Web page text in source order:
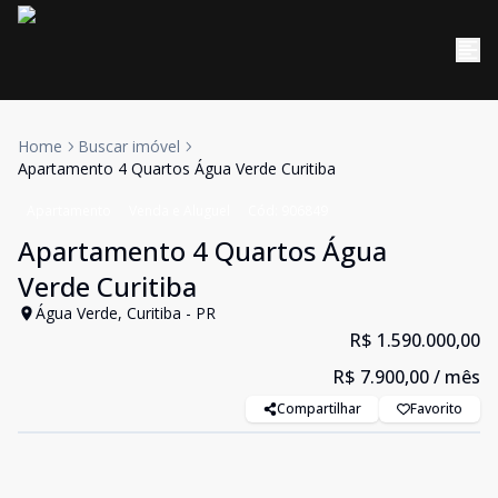
Home
Buscar imóvel
Apartamento 4 Quartos Água Verde Curitiba
Apartamento 4 Quartos Água
Verde Curitiba
Água Verde, Curitiba - PR
R$ 1.590.000,00
R$ 7.900,00/ mês
Compartilhar Favorito